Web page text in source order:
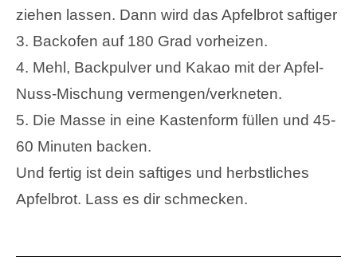
ziehen lassen. Dann wird das Apfelbrot saftiger
3. Backofen auf 180 Grad vorheizen.
4. Mehl, Backpulver und Kakao mit der Apfel-
Nuss-Mischung vermengen/verkneten.
5. Die Masse in eine Kastenform füllen und 45-
60 Minuten backen.
Und fertig ist dein saftiges und herbstliches
Apfelbrot. Lass es dir schmecken.